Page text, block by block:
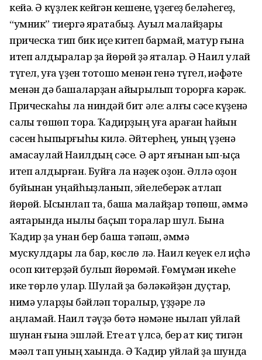
кейә. Ә күҙлек кейгән кешене, үҙегеҙ беләһегеҙ,
“умник” тиергә яратабыҙ. Ауыл малайҙары
прическа тип бик иҫе китеп бармай, матур ғына
итеп алдыралар ҙа йөрөй ҙә яталар. Ә Наил улай
түгел, уға үҙен тотошо менән генә түгел, ҡиәфәте
менән дә башҡаларҙан айырылып торорға кәрәк.
Прическаһы ла ниндәй бит әле: алғы сәсе күҙенә
саҡлы төшөп тора. Ҡадирҙың уға ҡараған һайын
сәсен һыпырғыһы килә. Әйтерһең, уның үҙенә
ҡамасаулай Наилдың сәсе. Ә арт яғынан ҡып-ҡыҫҡа
итеп алдырған. Буйға ла нәҙек оҙон. Әллә оҙон
буйынан уңайһыҙланып, эйелеберәк атлап
йөрөй. Ысынлап та, башҡа малайҙар төпөш, әммә
аяҡтарында ныҡлы баҫып торалар шул. Бына
Ҡадир ҙа унан бер башҡа тәпәш, әммә
мускулдары ла бар, көслө лә. Наил кеүек ел иҫһә
осоп китерҙәй булып йөрөмәй. Ғөмүмән икеһе
ике төрлө улар. Шулай ҙа бәләкәйҙән дуҫтар,
нимә уларҙы бәйләп торалыр, үҙҙәре лә
аңламай. Наил тәүҙә бөтә нәмәне ныҡлап уйлай
шунан ғына эшләй. Ете ҡат үлсә, бер ҡат киҫ тигән
мәҡәл тап уның хаҡында. Ә Ҡадир уйлай ҙа шунда